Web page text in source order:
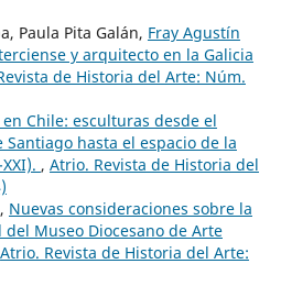
Paula Pita Galán, Fray Agustín
y arquitecto en la Galicia
de Historia del Arte: Núm.
Chile: esculturas desde el
Santiago hasta el espacio de la
, Atrio. Revista de Historia del
Nuevas consideraciones sobre la
Museo Diocesano de Arte
Atrio. Revista de Historia del Arte: